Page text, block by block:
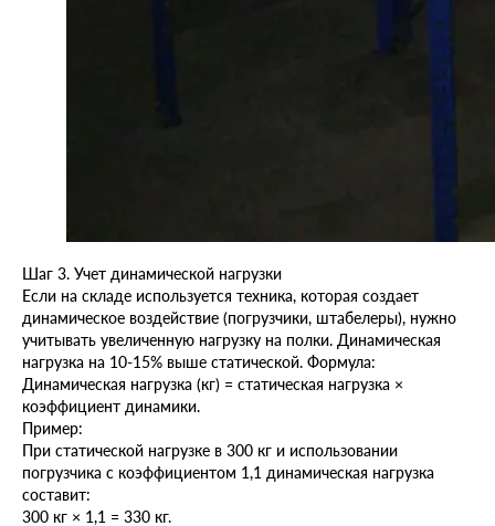
Шаг 3. Учет динамической нагрузки
Если на складе используется техника, которая создает
динамическое воздействие (погрузчики, штабелеры), нужно
учитывать увеличенную нагрузку на полки. Динамическая
нагрузка на 10-15% выше статической. Формула:
Динамическая нагрузка (кг) = статическая нагрузка ×
коэффициент динамики.
Пример:
При статической нагрузке в 300 кг и использовании
погрузчика с коэффициентом 1,1 динамическая нагрузка
составит:
300 кг × 1,1 = 330 кг.